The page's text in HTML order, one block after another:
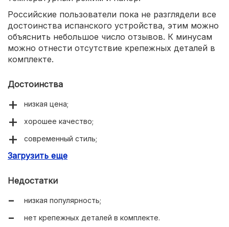
Российские пользователи пока не разглядели все
достоинства испанского устройства, этим можно
объяснить небольшое число отзывов. К минусам
можно отнести отсутствие крепежных деталей в
комплекте.
Достоинства
низкая цена;
хорошее качество;
современный стиль;
удобство в эксплуатации.
Загрузить еще
Недостатки
низкая популярность;
нет крепежных деталей в комплекте.